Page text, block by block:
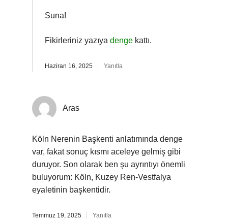
Suna!
Fikirleriniz yazıya denge kattı.
Haziran 16, 2025 Yanıtla
Aras
Köln Nerenin Başkenti anlatımında denge
var, fakat sonuç kısmı aceleye gelmiş gibi
duruyor. Son olarak ben şu ayrıntıyı önemli
buluyorum: Köln, Kuzey Ren-Vestfalya
eyaletinin başkentidir.
Temmuz 19, 2025 Yanıtla